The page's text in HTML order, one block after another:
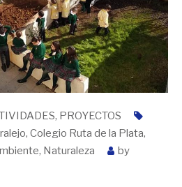
, PROYECTOS
, Colegio Ruta de la Plata,
, Naturaleza
by